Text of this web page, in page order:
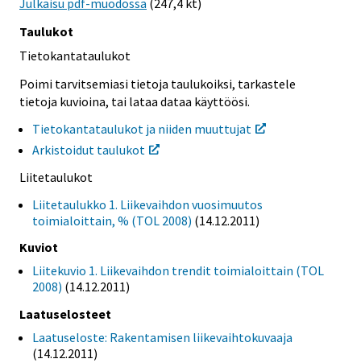
Taulukot
Tietokantataulukot
Poimi tarvitsemiasi tietoja taulukoiksi, tarkastele
tietoja kuvioina, tai lataa dataa käyttöösi.
Tietokantataulukot ja niiden muuttujat
Arkistoidut taulukot
Liitetaulukot
Liitetaulukko 1. Liikevaihdon vuosimuutos
toimialoittain, % (TOL 2008) (14.12.2011)
Kuviot
Liitekuvio 1. Liikevaihdon trendit toimialoittain (TOL
2008) (14.12.2011)
Laatuselosteet
Laatuseloste: Rakentamisen liikevaihtokuvaaja
(14.12.2011)